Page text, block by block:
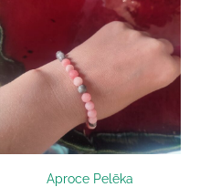
Aproce Pelēka